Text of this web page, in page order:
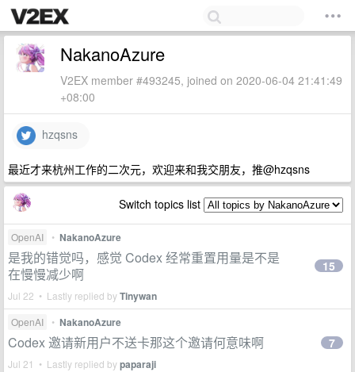
NakanoAzure
V2EX member #493245, joined on 2020-06-04 21:41:49
+08:00
hzqsns
最近才来杭州工作的二次元，欢迎来和我交朋友，推@hzqsns
Switch topics list
OpenAI • NakanoAzure
是我的错觉吗，感觉 Codex 经常重置用量是不是
在慢慢减少啊
Jul 22 • Lastly replied byTinywan
15
OpenAI • NakanoAzure
Codex 邀请新用户不送卡那这个邀请何意味啊
Jul 21 • Lastly replied bypaparaji
7